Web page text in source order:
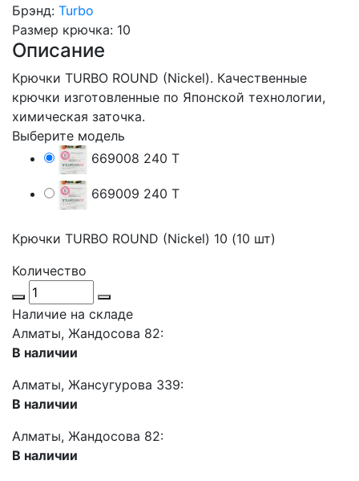
Брэнд: Turbo
Размер крючка: 10
Описание
Крючки TURBO ROUND (Nickel). Качественные
крючки изготовленные по Японской технологии,
химическая заточка.
Выберите модель
669008 240 T
669009 240 T
Крючки TURBO ROUND (Nickel) 10 (10 шт)
Количество
Наличие на складе
Алматы, Жандосова 82:
В наличии
Алматы, Жансугурова 339:
В наличии
Алматы, Жандосова 82:
В наличии